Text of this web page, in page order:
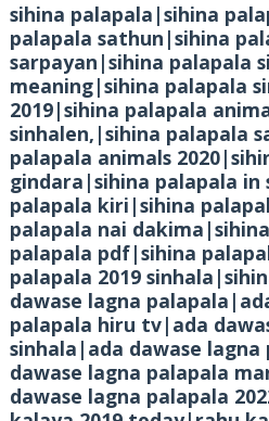
sihina palapala|sihina
palapala sathun|sihina
sarpayan|sihina palapala
meaning|sihina palapala
2019|sihina palapala
sinhalen,|sihina palapala
palapala animals
gindara|sihina palapala in
palapala kiri|sihina
palapala nai
palapala pdf|sihina
palapala 2019
dawase lagna
palapala hiru tv|ada
sinhala|ada dawase lagna
dawase lagna palapala
dawase lagna palapala